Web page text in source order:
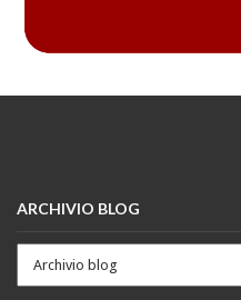
ARCHIVIO BLOG